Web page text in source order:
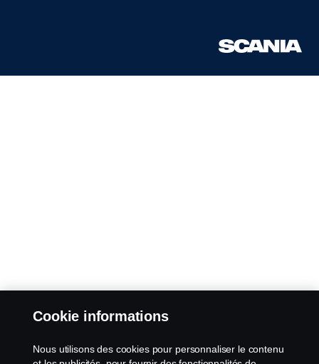
Cookie informations
Nous utilisons des cookies pour personnaliser le contenu